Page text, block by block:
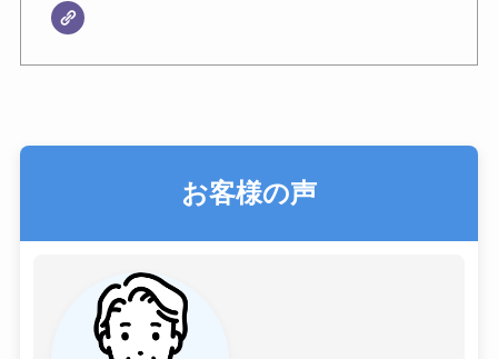
お客様の声